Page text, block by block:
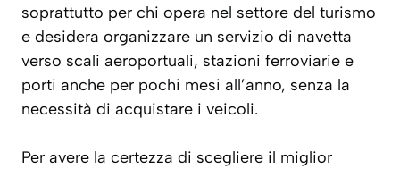
soprattutto per chi opera nel settore del turismo
e desidera organizzare un servizio di navetta
verso scali aeroportuali, stazioni ferroviarie e
porti anche per pochi mesi all’anno, senza la
necessità di acquistare i veicoli.
Per avere la certezza di scegliere il miglior